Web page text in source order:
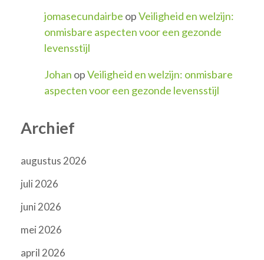
jomasecundairbe opVeiligheid en welzijn:
onmisbare aspecten voor een gezonde
levensstijl
Johan opVeiligheid en welzijn: onmisbare
aspecten voor een gezonde levensstijl
Archief
augustus 2026
juli 2026
juni 2026
mei 2026
april 2026